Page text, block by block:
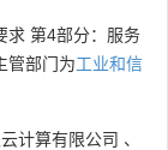
求 第4部分：服务
管部门为工业和信
计算有限公司 、